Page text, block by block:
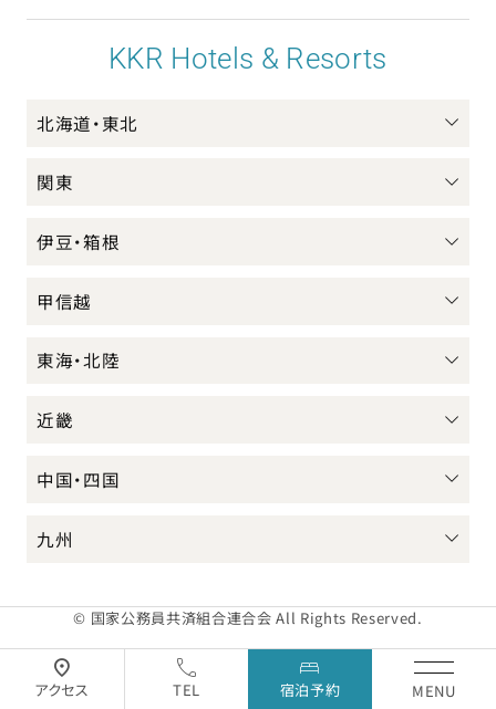
KKR Hotels & Resorts
北海道・東北
関東
伊豆・箱根
甲信越
東海・北陸
近畿
中国・四国
九州
© 国家公務員共済組合連合会 All Rights Reserved.
アクセス TEL 宿泊予約 MENU